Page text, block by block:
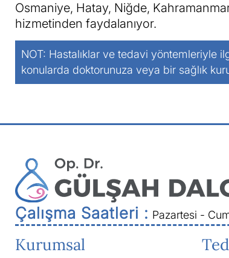
Osmaniye, Hatay, Niğde,
hizmetinden faydalanıyor.
NOT: Hastalıklar ve tedavi yöntemleriyle
konularda doktorunuza veya bir sağlık
Çalışma Saatleri : Pazartesi -
Kurumsal